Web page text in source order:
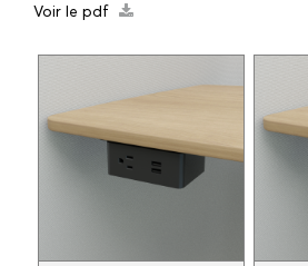
Voir le pdf